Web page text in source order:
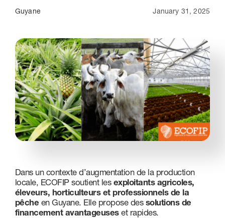
Secteurs éligibles
Actus
Nous contacter
Guyane January 31, 2025
Dans un contexte d’augmentation de la production
locale, ECOFIP soutient lesexploitants agricoles,
éleveurs, horticulteurs et professionnels de la
pêche en Guyane. Elle propose des solutions de
financement avantageuseset rapides.